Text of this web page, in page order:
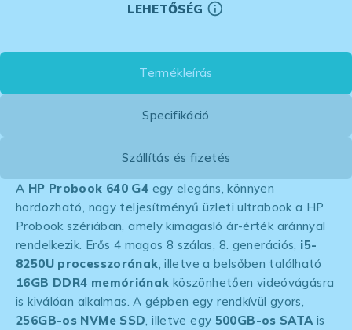
LEHETŐSÉG
Termékleírás
Specifikáció
Szállítás és fizetés
A HP Probook 640 G4 egy elegáns, könnyen
hordozható, nagy teljesítményű üzleti ultrabook a HP
Probook szériában, amely kimagasló ár-érték aránnyal
rendelkezik. Erős 4 magos 8 szálas, 8. generációs, i5-
8250U processzorának , illetve a belsőben található
16GB DDR4 memóriának köszönhetően videóvágásra
is kiválóan alkalmas. A gépben egy rendkívül gyors,
256GB-os NVMe SSD , illetve egy 500GB-os SATA is